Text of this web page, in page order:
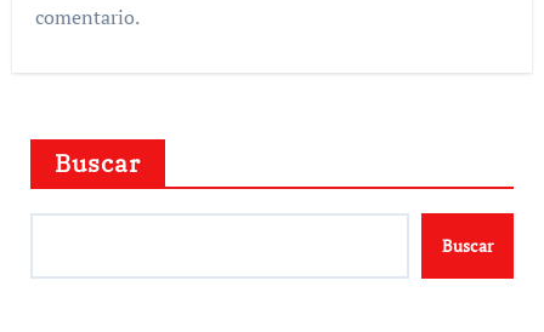
comentario.
Buscar
Buscar